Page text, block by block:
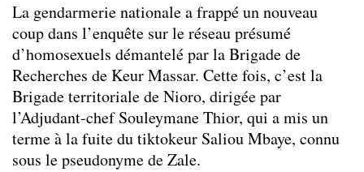
La gendarmerie nationale a frappé un nouveau
coup dans l’enquête sur le réseau présumé
d’homosexuels démantelé par la Brigade de
Recherches de Keur Massar. Cette fois, c’est la
Brigade territoriale de Nioro, dirigée par
l’Adjudant-chef Souleymane Thior, qui a mis un
terme à la fuite du tiktokeur Saliou Mbaye, connu
sous le pseudonyme de Zale.